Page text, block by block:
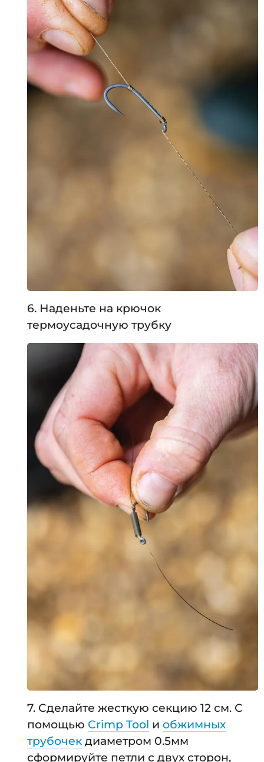
6. Наденьте на крючок
термоусадочную трубку
7. Сделайте жесткую секцию 12 см. С
помощью Crimp Tool и обжимных
трубочекдиаметром 0.5мм
сформируйте петли с двух сторон,